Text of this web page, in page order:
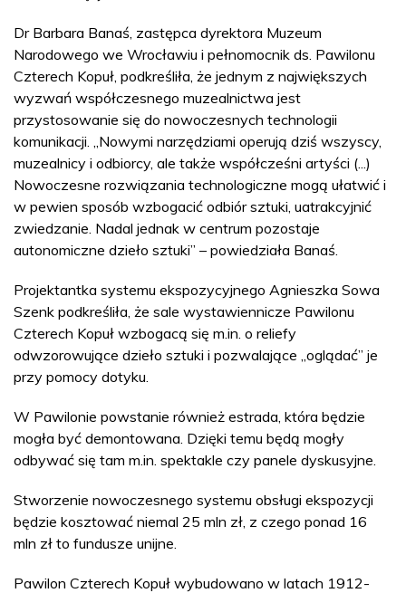
Dr Barbara Banaś, zastępca dyrektora Muzeum
Narodowego we Wrocławiu i pełnomocnik ds. Pawilonu
Czterech Kopuł, podkreśliła, że jednym z największych
wyzwań współczesnego muzealnictwa jest
przystosowanie się do nowoczesnych technologii
komunikacji. „Nowymi narzędziami operują dziś wszyscy,
muzealnicy i odbiorcy, ale także współcześni artyści (...)
Nowoczesne rozwiązania technologiczne mogą ułatwić i
w pewien sposób wzbogacić odbiór sztuki, uatrakcyjnić
zwiedzanie. Nadal jednak w centrum pozostaje
autonomiczne dzieło sztuki” – powiedziała Banaś.
Projektantka systemu ekspozycyjnego Agnieszka Sowa
Szenk podkreśliła, że sale wystawiennicze Pawilonu
Czterech Kopuł wzbogacą się m.in. o reliefy
odwzorowujące dzieło sztuki i pozwalające „oglądać” je
przy pomocy dotyku.
W Pawilonie powstanie również estrada, która będzie
mogła być demontowana. Dzięki temu będą mogły
odbywać się tam m.in. spektakle czy panele dyskusyjne.
Stworzenie nowoczesnego systemu obsługi ekspozycji
będzie kosztować niemal 25 mln zł, z czego ponad 16
mln zł to fundusze unijne.
Pawilon Czterech Kopuł wybudowano w latach 1912-